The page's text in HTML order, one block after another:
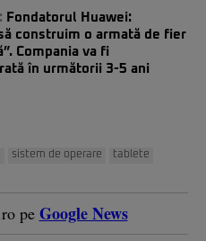
Fondatorul Huawei:
construim o armată de fier
Compania va fi
în următorii 3-5 ani
sistem de operare tablete
pe Google News